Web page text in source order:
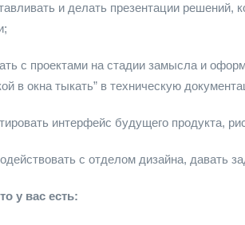
и делать презентации
с проектами на стадии замысла и
в окна тыкать” в техническую
интерфейс будущего продукта,
с отделом дизайна, давать
у вас есть: